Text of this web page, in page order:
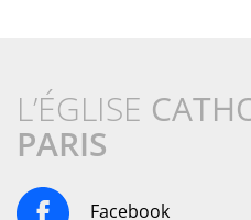
L’ÉGLISE
PARIS
Facebook